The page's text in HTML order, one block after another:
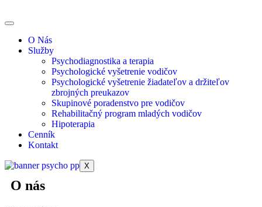
O Nás
Služby
Psychodiagnostika a terapia
Psychologické vyšetrenie vodičov
Psychologické vyšetrenie žiadateľov a držiteľov
zbrojných preukazov
Skupinové poradenstvo pre vodičov
Rehabilitačný program mladých vodičov
Hipoterapia
Cenník
Kontakt
X
O nás